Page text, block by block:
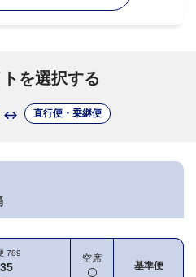
を選択する
直行便・乗継便
789 空席
基準便